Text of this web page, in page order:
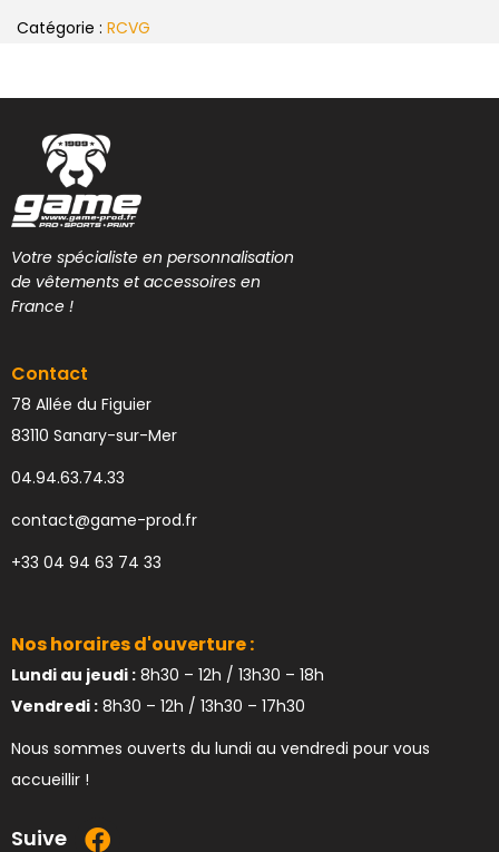
Catégorie : RCVG
Votre spécialiste en personnalisation
de vêtements et accessoires en
France !
Contact
78 Allée du Figuier
83110 Sanary-sur-Mer
04.94.63.74.33
contact@game-prod.fr
+33 04 94 63 74 33
Nos horaires d'ouverture :
Lundi au jeudi : 8h30 – 12h / 13h30 – 18h
Vendredi : 8h30 – 12h / 13h30 – 17h30
Nous sommes ouverts du lundi au vendredi pour vous
accueillir !
Suive